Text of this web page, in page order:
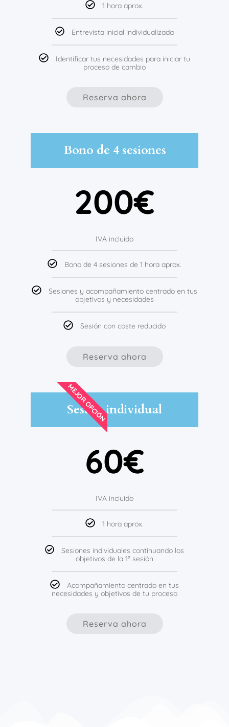
1 hora aprox.
Entrevista inicial individualizada
Identificar tus necesidades para iniciar tu
proceso de cambio
Reserva ahora
Bono de 4 sesiones
200€
IVA incluido
Bono de 4 sesiones de 1 hora aprox.
Sesiones y acompañamiento centrado en tus
objetivos y necesidades
Sesión con coste reducido
Reserva ahora
MEJOR OPCIÓN
Sesión individual
60€
IVA incluido
1 hora aprox.
Sesiones individuales continuando los
objetivos de la 1ª sesión
Acompañamiento centrado en tus
necesidades y objetivos de tu proceso
Reserva ahora